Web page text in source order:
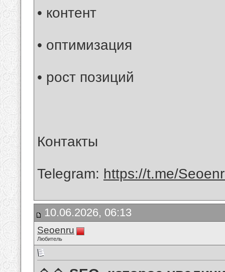
• контент
• оптимизация
• рост позиций
Контакты
Telegram: https://t.me/
10.06.2026, 06:13
Seoenru
Любитель